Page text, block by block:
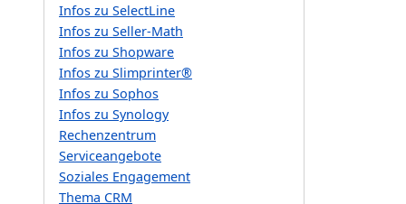
Infos zu SelectLine
Infos zu Seller-Math
Infos zu Shopware
Infos zu Slimprinter®
Infos zu Sophos
Infos zu Synology
Rechenzentrum
Serviceangebote
Soziales Engagement
Thema CRM